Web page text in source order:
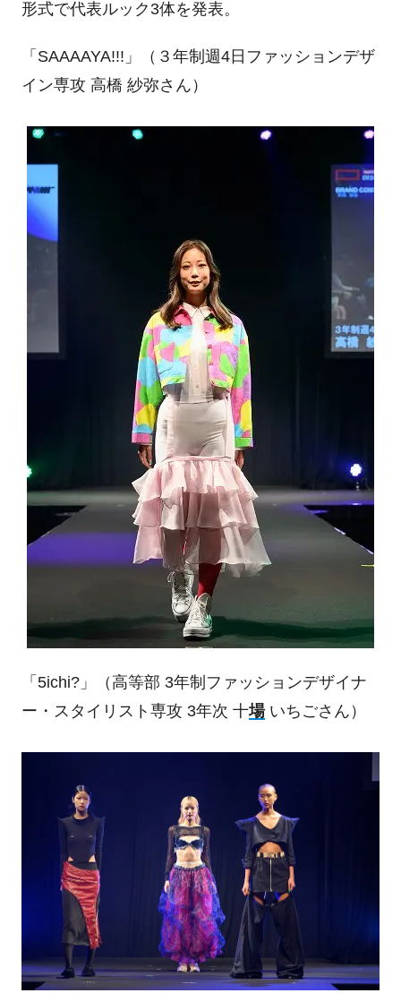
形式で代表ルック 3体を発表。
「 SAAAAYA!!! 」（３年制週4日ファッションデザ
イン専攻 高橋 紗弥さん）
「 5ichi?」（高等部 3年制ファッションデザイナ
ー・スタイリスト専攻3年次 十場いちごさん）